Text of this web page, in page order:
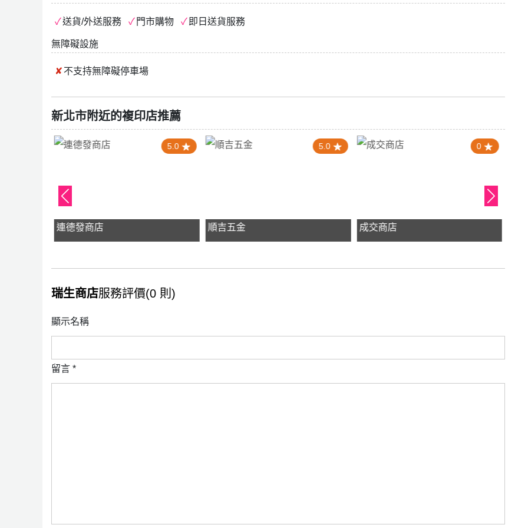
送貨/外送服務 門市購物 即日送貨服務
無障礙設施
不支持無障礙停車場
新北市附近的複印店推薦
5.0
連德發商店
5.0
順吉五金
0
成交商店
瑞生商店服務評價(0 則)
顯示名稱
留言 *